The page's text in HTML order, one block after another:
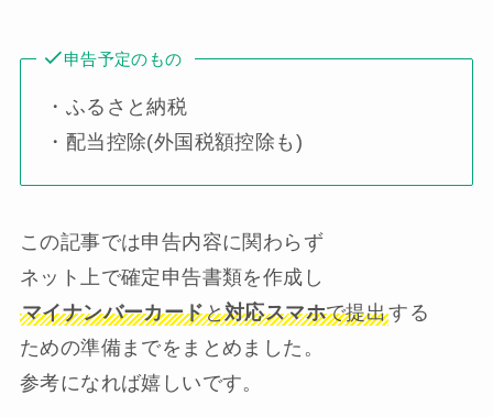
申告予定のもの
・ふるさと納税
・配当控除(外国税額控除も)
この記事では申告内容に関わらず
ネット上で確定申告書類を作成し
マイナンバーカードと対応スマホで提出する
ための準備までをまとめました。
参考になれば嬉しいです。